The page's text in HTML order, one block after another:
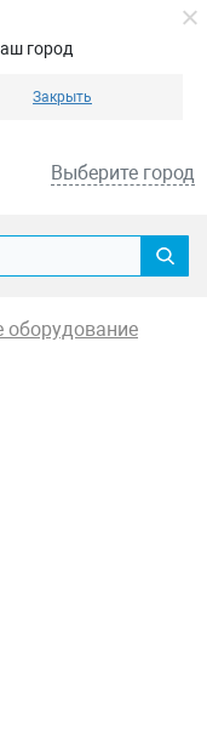
город
Закрыть
Выберите город
оборудование